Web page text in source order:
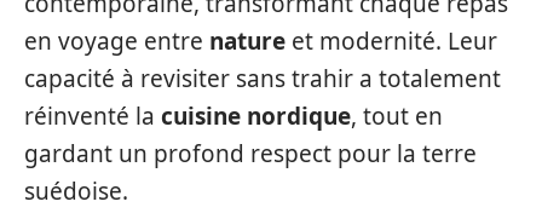
en voyage entre nature et modernité. Leur
capacité à revisiter sans trahir a totalement
réinventé la cuisine nordique, tout en
gardant un profond respect pour la terre
suédoise.